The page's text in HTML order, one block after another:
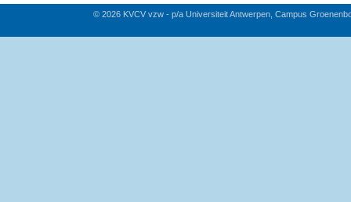
© 2026 KVCV vzw - p/a Universiteit Antwerpen, Campus